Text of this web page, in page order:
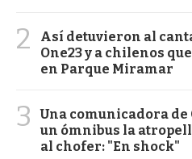
2
Así detuvieron al
One23 y a chilenos
en Parque Miramar
3
Una comunicadora de
un ómnibus la
al chofer: "En shock"